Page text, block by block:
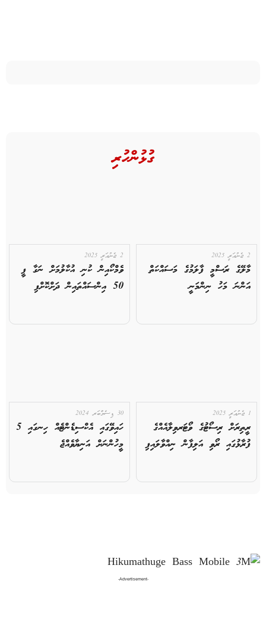
ގުޅުންހުރި
2 ޖެނުއަރީ 2025
މާލޭގެ ރަސްމީ ފާލަމުގެ މަސައްކަތް
އަންނަ މަހު ނިންމަނީ
2 ޖެނުއަރީ 2025
ވެމްކޯއިން ކުނި އުކާލުމަށް ނަގާ ފީ
50 އިންސައްތައިން ދަށްކޮށްފި
1 ޖެނުއަރީ 2025
ރީތިރަށް ރިސޯޓުގެ ވޯޓަރވިލާއެއްގެ
ފުރާޅުގައި ރޯވި އަލިފާން ނިއްވާލައިފި
30 ޑިސެމްބަރ 2024
ހައިވޭގައި އެކްސިޑެންޓެއް ހިނގައި 5
މީހުންނަށް އަނިޔާވެއްޖެ
-Advertisement-